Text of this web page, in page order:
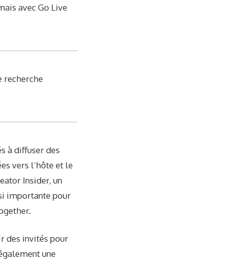
avec Go Live
recherche
à diffuser des
vers l’hôte et le
Insider, un
importante pour
des invités pour
une